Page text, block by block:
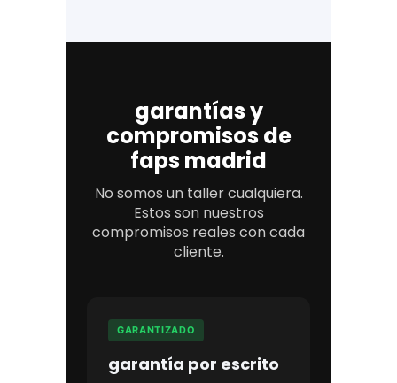
garantías y
compromisos de
faps madrid
No somos un taller cualquiera.
Estos son nuestros
compromisos reales con cada
cliente.
GARANTIZADO
garantía por escrito